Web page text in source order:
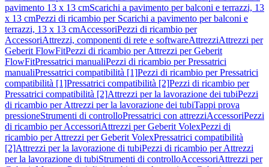
pavimento 13 x 13 cmScarichi a pavimento per balconi e terrazzi, 13
x 13 cmPezzi di ricambio per Scarichi a pavimento per balconi e
terrazzi, 13 x 13 cmAccessoriPezzi di ricambio per
AccessoriAttrezzi, componenti di rete e softwareAttrezziAttrezzi per
Geberit FlowFitPezzi di ricambio per Attrezzi per Geberit
FlowFitPressatrici manualiPezzi di ricambio per Pressatrici
manualiPressatrici compatibilità [1]Pezzi di ricambio per Pressatrici
compatibilità [1]Pressatrici compatibilità [2]Pezzi di ricambio per
Pressatrici compatibilità [2]Attrezzi per la lavorazione dei tubiPezzi
di ricambio per Attrezzi per la lavorazione dei tubiTappi prova
pressioneStrumenti di controlloPressatrici con attrezziAccessoriPezzi
di ricambio per AccessoriAttrezzi per Geberit VolexPezzi di
ricambio per Attrezzi per Geberit VolexPressatrici compatibilità
[2]Attrezzi per la lavorazione di tubiPezzi di ricambio per Attrezzi
per la lavorazione di tubiStrumenti di controlloAccessoriAttrezzi per